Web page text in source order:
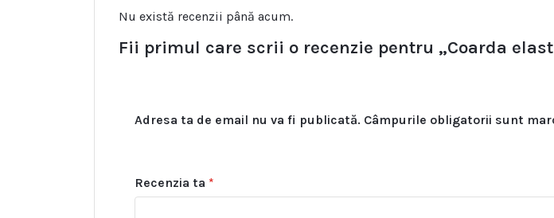
Nu există recenzii până acum.
Fii primul care scrii o recenzie pentru „Coarda
Adresa ta de email nu va fi publicată. Câmpurile obligatorii sunt
Recenzia ta *